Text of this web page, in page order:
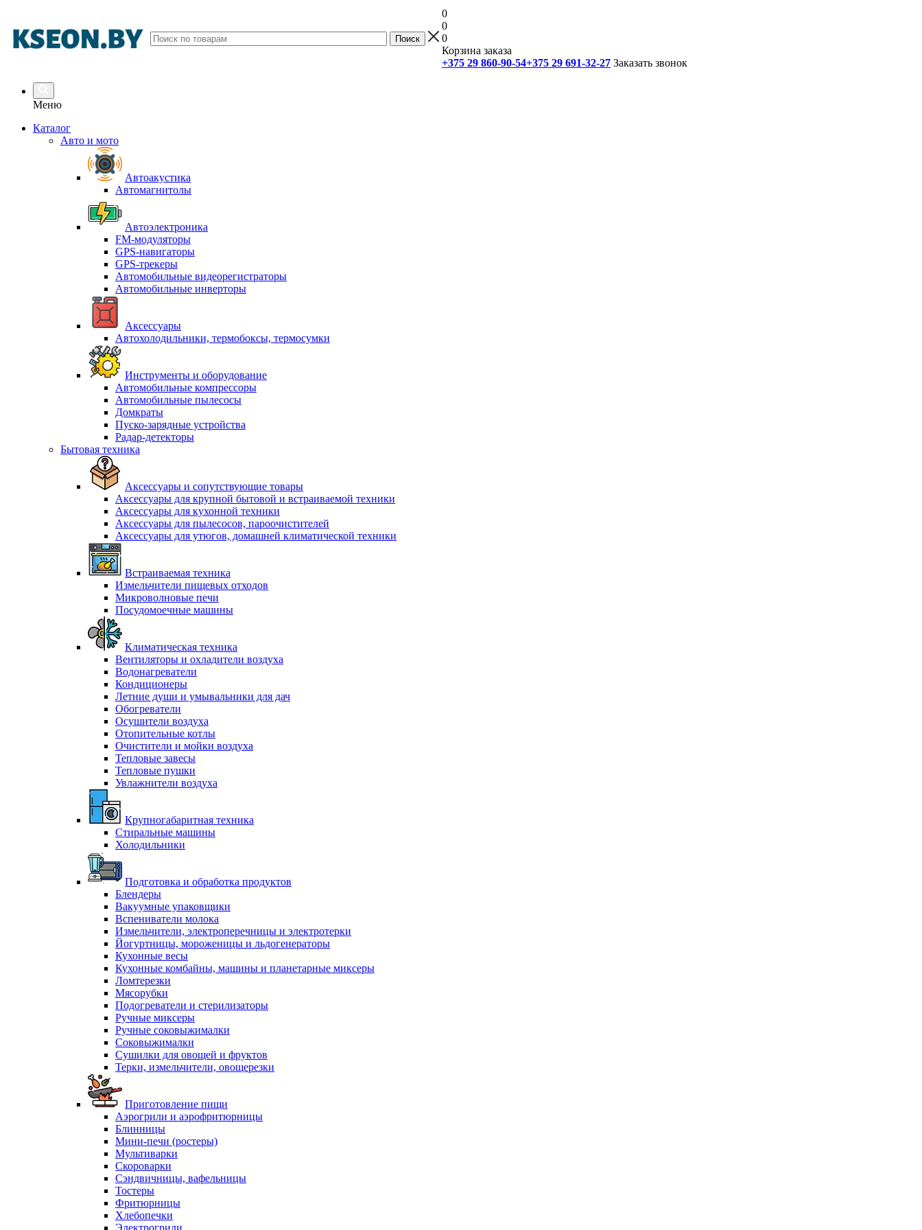
0
0
0
Корзина заказа
+375 29 860-90-54+375 29 691-32-27 Заказать звонок
Меню
Каталог
Авто и мото
Автоакустика
Автомагнитолы
Автоэлектроника
FM-модуляторы
GPS-навигаторы
GPS-трекеры
Автомобильные видеорегистраторы
Автомобильные инверторы
Аксессуары
Автохолодильники, термобоксы, термосумки
Инструменты и оборудование
Автомобильные компрессоры
Автомобильные пылесосы
Домкраты
Пуско-зарядные устройства
Радар-детекторы
Бытовая техника
Аксессуары и сопутствующие товары
Аксессуары для крупной бытовой и встраиваемой техники
Аксессуары для кухонной техники
Аксессуары для пылесосов, пароочистителей
Аксессуары для утюгов, домашней климатической техники
Встраиваемая техника
Измельчители пищевых отходов
Микроволновые печи
Посудомоечные машины
Климатическая техника
Вентиляторы и охладители воздуха
Водонагреватели
Кондиционеры
Летние души и умывальники для дач
Обогреватели
Осушители воздуха
Отопительные котлы
Очистители и мойки воздуха
Тепловые завесы
Тепловые пушки
Увлажнители воздуха
Крупногабаритная техника
Стиральные машины
Холодильники
Подготовка и обработка продуктов
Блендеры
Вакуумные упаковщики
Вспениватели молока
Измельчители, электроперечницы и электротерки
Йогуртницы, мороженицы и льдогенераторы
Кухонные весы
Кухонные комбайны, машины и планетарные миксеры
Ломтерезки
Мясорубки
Подогреватели и стерилизаторы
Ручные миксеры
Ручные соковыжималки
Соковыжималки
Сушилки для овощей и фруктов
Терки, измельчители, овощерезки
Приготовление пищи
Аэрогрили и аэрофритюрницы
Блинницы
Мини-печи (ростеры)
Мультиварки
Скороварки
Сэндвичницы, вафельницы
Тостеры
Фритюрницы
Хлебопечки
Электрогрили